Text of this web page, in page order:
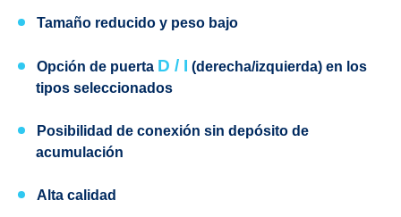
Tamaño reducido y peso bajo
Opción de puerta D / I (derecha/izquierda) en los
tipos seleccionados
Posibilidad de conexión sin depósito de
acumulación
Alta calidad